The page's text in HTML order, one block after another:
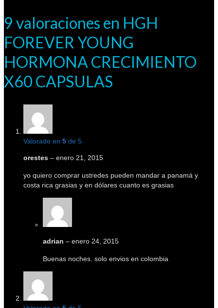
9 valoraciones en HGH
FOREVER YOUNG
HORMONA CRECIMIENTO
X60 CAPSULAS
Valorado en 5 de 5
orestes – enero 21, 2015
yo quiero comprar ustredes pueden mandar a panamá y
costa rica grasias y en dólares cuanto es grasias
adrian – enero 24, 2015
Buenas noches. solo envios en colombia